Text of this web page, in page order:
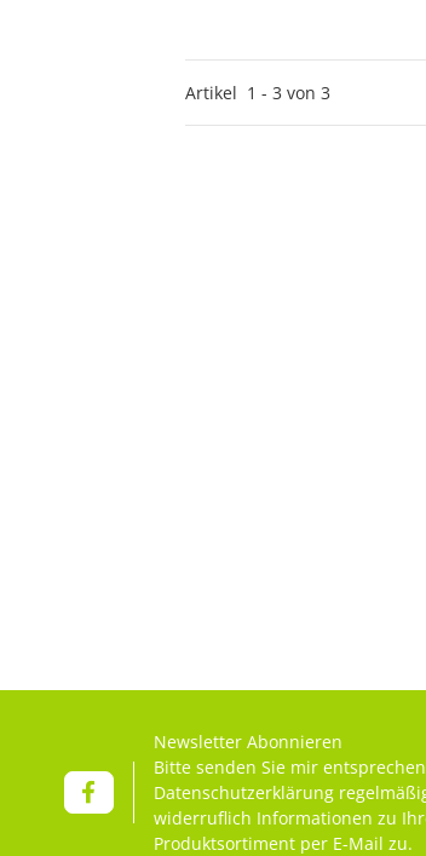
Artikel 1 - 3 von 3
Newsletter Abonnieren
Bitte senden Sie mir
Datenschutzerklärung
widerruflich Informationen zu
Produktsortiment per E-Mail zu.